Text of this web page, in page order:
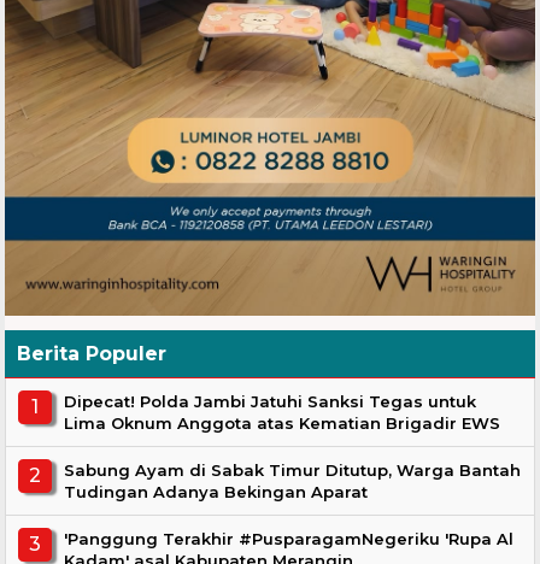
Berita Populer
Dipecat! Polda Jambi Jatuhi Sanksi Tegas untuk
Lima Oknum Anggota atas Kematian Brigadir EWS
Sabung Ayam di Sabak Timur Ditutup, Warga Bantah
Tudingan Adanya Bekingan Aparat
'Panggung Terakhir #PusparagamNegeriku 'Rupa Al